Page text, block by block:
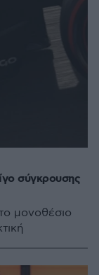
σύγκρουσης
μονοθέσιο